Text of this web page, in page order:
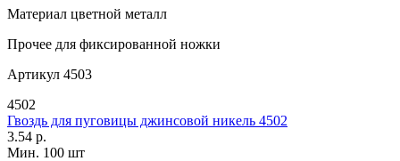
Материал цветной металл
Прочее для фиксированной ножки
Артикул 4503
4502
Гвоздь для пуговицы джинсовой никель 4502
3.54 р.
Мин. 100 шт